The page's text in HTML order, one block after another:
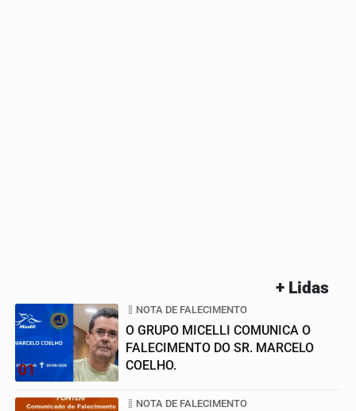
+ Lidas
01
NOTA DE FALECIMENTO
O GRUPO MICELLI COMUNICA O
FALECIMENTO DO SR. MARCELO
COELHO.
NOTA DE FALECIMENTO